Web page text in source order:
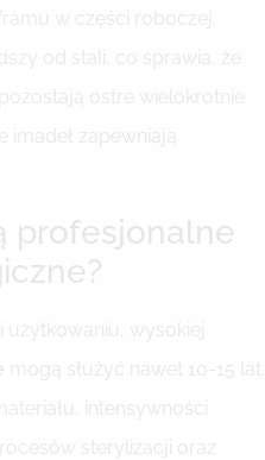
w części roboczej.
od stali, co sprawia, że
ostre wielokrotnie
imadeł zapewniają
profesjonalne
wysokiej
mogą służyć nawet 10-15 lat.
intensywności
sterylizacji oraz